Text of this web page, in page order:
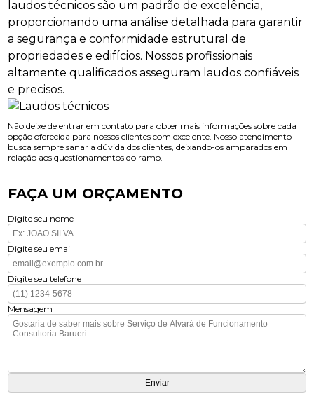
laudos técnicos são um padrão de excelência,
proporcionando uma análise detalhada para garantir
a segurança e conformidade estrutural de
propriedades e edifícios. Nossos profissionais
altamente qualificados asseguram laudos confiáveis
e precisos.
Não deixe de entrar em contato para obter mais informações sobre cada
opção oferecida para nossos clientes com excelente. Nosso atendimento
busca sempre sanar a dúvida dos clientes, deixando-os amparados em
relação aos questionamentos do ramo.
FAÇA UM ORÇAMENTO
Digite seu nome
Digite seu email
Digite seu telefone
Mensagem